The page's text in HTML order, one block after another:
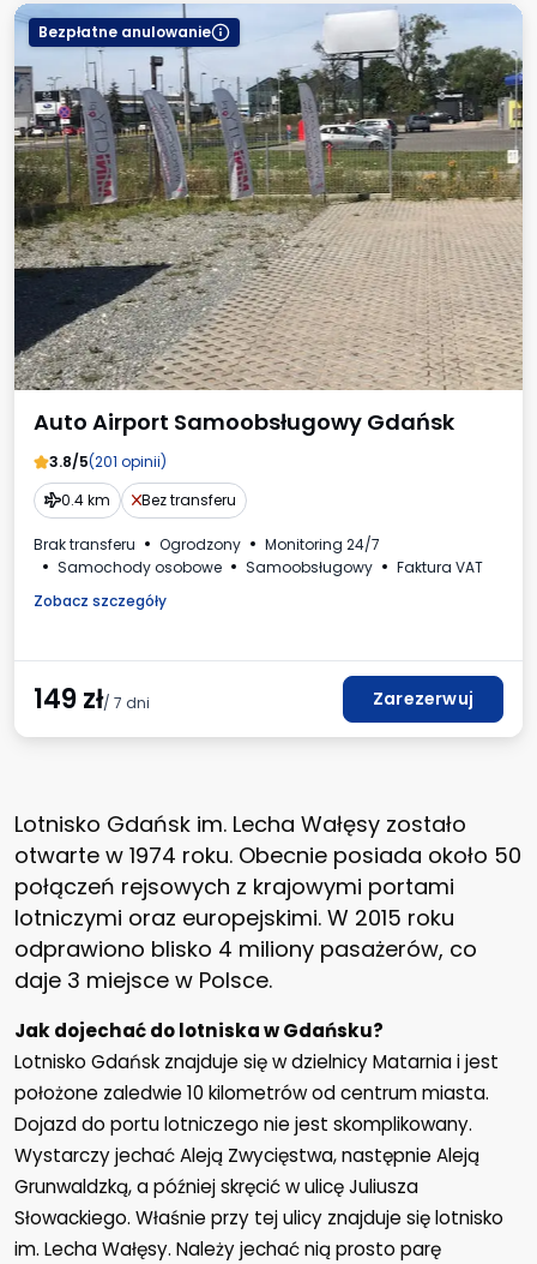
Bezpłatne anulowanie
Auto Airport Samoobsługowy Gdańsk
3.8/5(201 opinii)
0.4 km
Bez transferu
Brak transferu Ogrodzony
Monitoring 24/7
Samochody osobowe
Samoobsługowy
Faktura VAT
Zobacz szczegóły
149zł/ 7 dni Zarezerwuj
Lotnisko Gdańsk im. Lecha Wałęsy zostało
otwarte w 1974 roku. Obecnie posiada około 50
połączeń rejsowych z krajowymi portami
lotniczymi oraz europejskimi. W 2015 roku
odprawiono blisko 4 miliony pasażerów, co
daje 3 miejsce w Polsce.
Jak dojechać do lotniska w Gdańsku?
Lotnisko Gdańsk znajduje się w dzielnicy Matarnia i jest
położone zaledwie 10 kilometrów od centrum miasta.
Dojazd do portu lotniczego nie jest skomplikowany.
Wystarczy jechać Aleją Zwycięstwa, następnie Aleją
Grunwaldzką, a później skręcić w ulicę Juliusza
Słowackiego. Właśnie przy tej ulicy znajduje się lotnisko
im. Lecha Wałęsy. Należy jechać nią prosto parę